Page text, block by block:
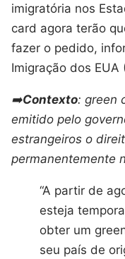
imigratória nos
card agora terão
fazer o pedido,
Imigração dos
➡️Contexto: green
emitido pelo
estrangeiros o
permanentemente
“A partir de
esteja
obter um
seu país de